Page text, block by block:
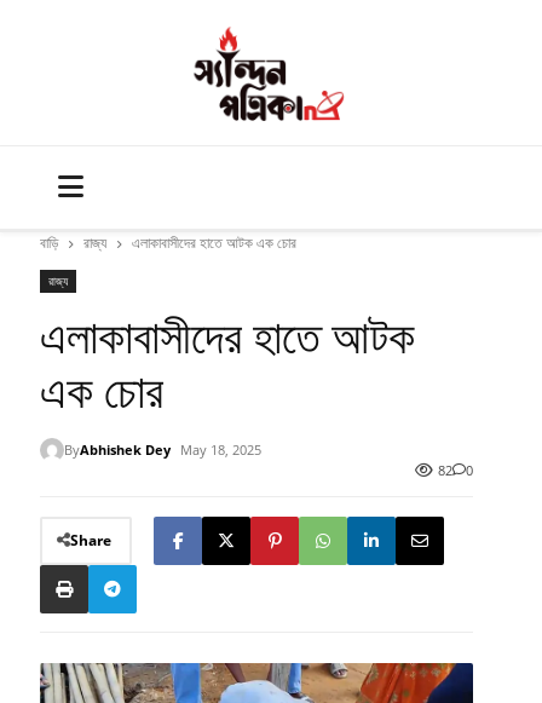
বাড়ি রাজ্য এলাকাবাসীদের হাতে আটক এক চোর
রাজ্য
এলাকাবাসীদের হাতে আটক
এক চোর
ByAbhishek Dey
May 18, 2025
82
0
Share